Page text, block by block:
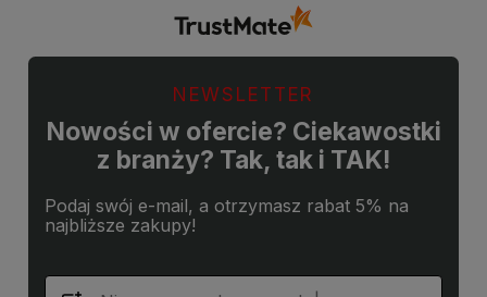
NEWSLETTER
Nowości w ofercie? Ciekawostki
z branży? Tak, tak i TAK!
Podaj swój e-mail, a otrzymasz rabat 5% na
najbliższe zakupy!